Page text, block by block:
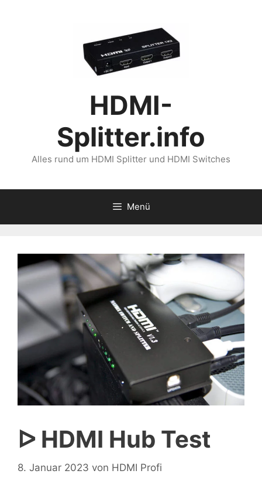
HDMI-
Splitter.info
Alles rund um HDMI Splitter und HDMI Switches
Menü
ᐅ HDMI Hub Test
8. Januar 2023 von HDMI Profi